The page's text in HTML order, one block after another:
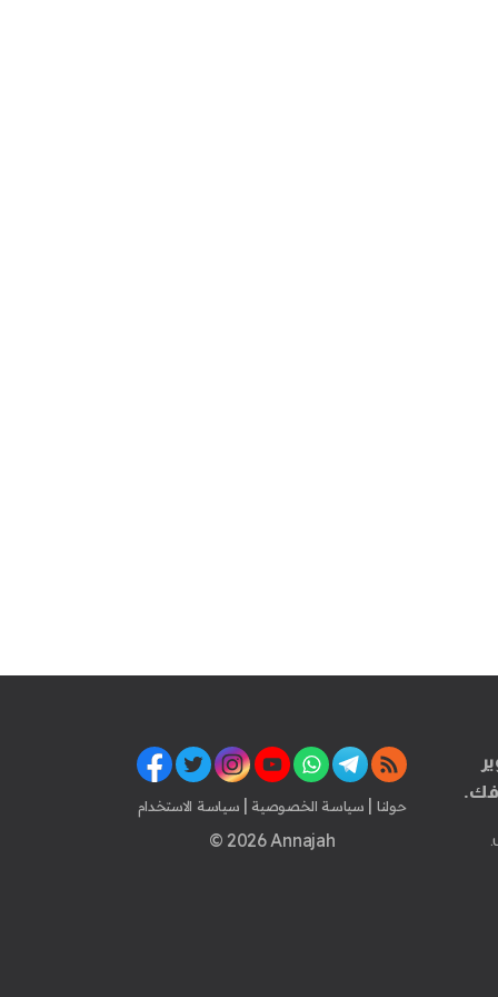
حولنا | سياسة الخصوصية | سياسة الاستخدام
© 2026 Annajah